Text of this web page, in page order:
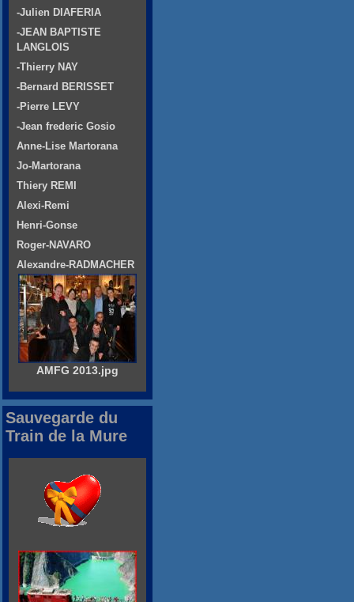
-Julien DIAFERIA
-JEAN BAPTISTE
LANGLOIS
-Thierry NAY
-Bernard BERISSET
-Pierre LEVY
-Jean frederic Gosio
Anne-Lise Martorana
Jo-Martorana
Thiery REMI
Alexi-Remi
Henri-Gonse
Roger-NAVARO
Alexandre-RADMACHER
AMFG 2013.jpg
Sauvegarde du
Train de la Mure